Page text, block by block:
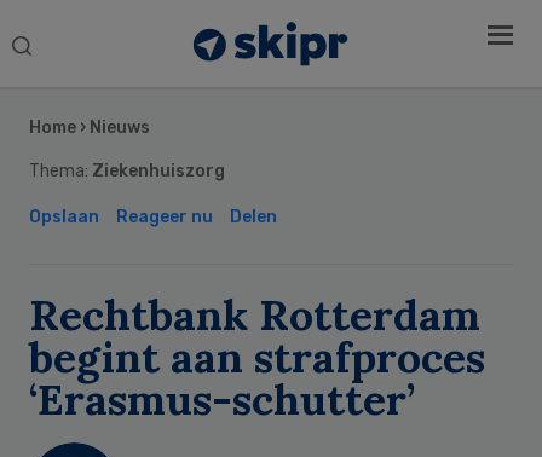
Search
Home › Nieuws
Thema: Ziekenhuiszorg
Opslaan Reageer nu Delen
Rechtbank Rotterdam
begint aan strafproces
‘Erasmus-schutter’
Sidebar